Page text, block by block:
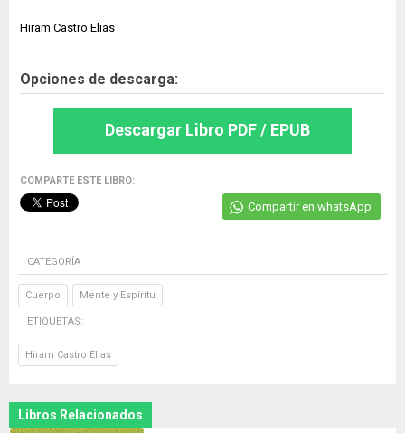
Hiram Castro Elias
Opciones de descarga:
Descargar Libro PDF / EPUB
COMPARTE ESTE LIBRO:
Compartir en whatsApp
CATEGORÍA
Cuerpo Mente y Espíritu
ETIQUETAS:
Hiram Castro Elias
Libros Relacionados